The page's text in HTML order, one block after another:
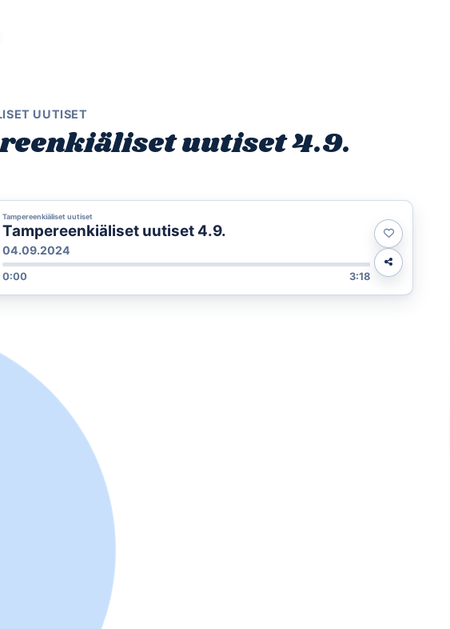
UUTISET
uutiset 4.9.
Tampereenkiäliset uutiset
Tampereenkiäliset uutiset 4.9.
04.09.2024
0:00 3:18